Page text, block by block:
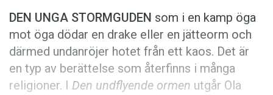
DEN UNGA STORMGUDEN som i en kamp öga
mot öga dödar en drake eller en jätteorm och
därmed undanröjer hotet från ett kaos. Det är
en typ av berättelse som återfinns i många
religioner. I Den undflyende ormen utgår Ola